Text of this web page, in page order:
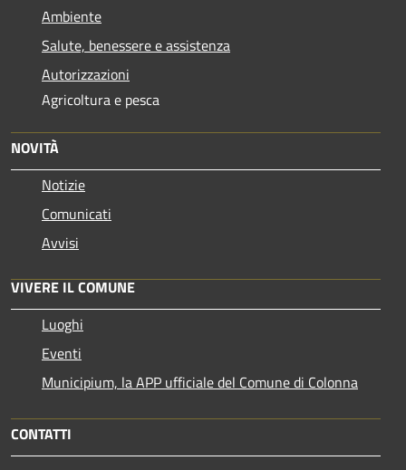
Ambiente
Salute, benessere e assistenza
Autorizzazioni
Agricoltura e pesca
NOVITÀ
Notizie
Comunicati
Avvisi
VIVERE IL COMUNE
Luoghi
Eventi
Municipium, la APP ufficiale del Comune di Colonna
CONTATTI